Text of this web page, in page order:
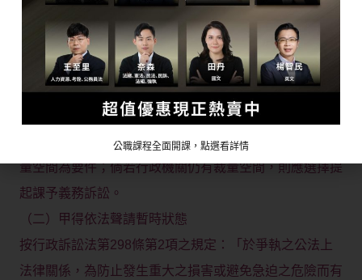
2、有認為應提起一般給付之訴，理由係履行行政契約之
約定所做成之行政處分係基於行政契約所生之給付義務，
與行政訴訟法第5條之規定：人民依法申請行政機關作成
行政處分之情形尚有不同。
3、實務見解似以行政機關尚有無裁量空間為區分標準，
按行政訴訟法第8條所提起之一般給付訴訟係不具行政裁
量空間為要件；倘若行政機關仍有裁量空間，則應選擇提
起課予義務訴訟。
（二）甲得依法聲請暫時狀態
按行政訴訟法第298條第2項之規定：「於爭執之公法上
法律關係，為防止發生重大之損害或避免急迫之危險而有
公職課程全面開課，點選看詳情